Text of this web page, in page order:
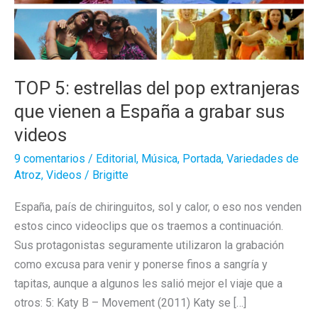
TOP 5: estrellas del pop extranjeras
que vienen a España a grabar sus
videos
9 comentarios / Editorial , Música, Portada, Variedades de
Atroz, Videos / Brigitte
España, país de chiringuitos, sol y calor, o eso nos venden
estos cinco videoclips que os traemos a continuación.
Sus protagonistas seguramente utilizaron la grabación
como excusa para venir y ponerse finos a sangría y
tapitas, aunque a algunos les salió mejor el viaje que a
otros: 5: Katy B – Movement (2011) Katy se […]